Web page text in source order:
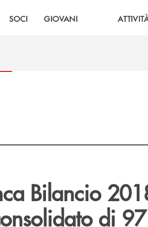
SOCI GIOVANI
Bilancio
di 97